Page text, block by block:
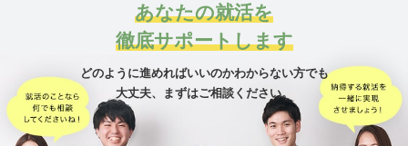
あなたの就活を
徹底サポートします
どのように進めればいいのかわからない方でも
大丈夫、
まずはご相談ください。